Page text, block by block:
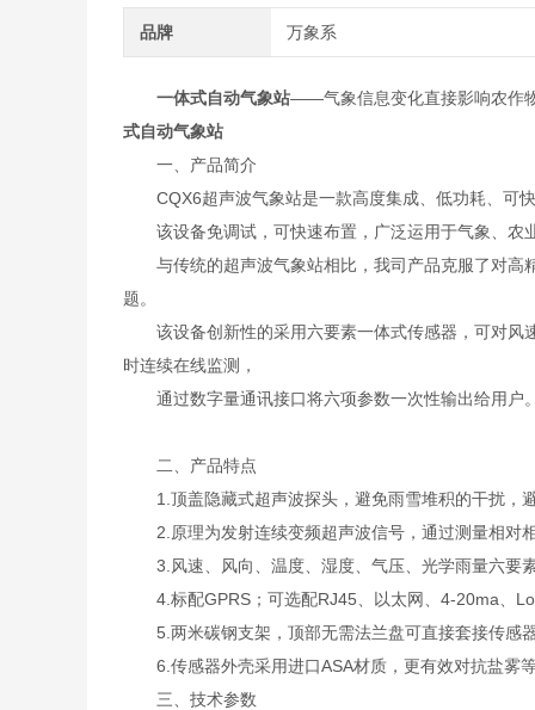
品牌 万象系
一体式自动气象站——气象信息变化直接影响农作
式自动气象站
一、产品简介
CQX6超声波气象站是一款高度集成、低功耗、可
该设备免调试，可快速布置，广泛运用于气象、农
与传统的超声波气象站相比，我司产品克服了对高
题。
该设备创新性的采用六要素一体式传感器，可对风
时连续在线监测，
通过数字量通讯接口将六项参数一次性输出给用户
二、产品特点
1.顶盖隐藏式超声波探头，避免雨雪堆积的干扰，
2.原理为发射连续变频超声波信号，通过测量相对
3.风速、风向、温度、湿度、气压、光学雨量六要
4.标配GPRS；可选配RJ45、以太网、4-20ma、
5.两米碳钢支架，顶部无需法兰盘可直接套接传感
6.传感器外壳采用进口ASA材质，更有效对抗盐雾
三、技术参数